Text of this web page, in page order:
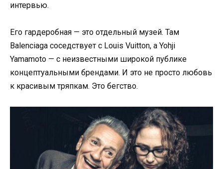
интервью.
Его гардеробная — это отдельный музей. Там
Balenciaga соседствует с Louis Vuitton, а Yohji
Yamamoto — с неизвестными широкой публике
концептуальными брендами. И это не просто любовь
к красивым тряпкам. Это бегство.